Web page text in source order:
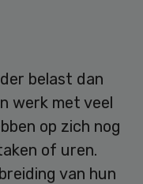
belast dan
werk met veel
op zich nog
of uren.
van hun